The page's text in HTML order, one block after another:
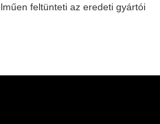
feltünteti az eredeti gyártói